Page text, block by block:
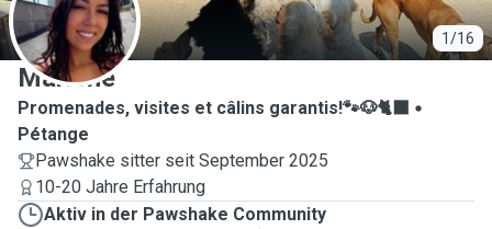
1/16
M
Marlène
Promenades, visites et câlins garantis!🐾🐶🐈‍⬛
Pétange
Pawshake sitter seit September 2025
10-20 Jahre Erfahrung
Aktiv in der Pawshake Community